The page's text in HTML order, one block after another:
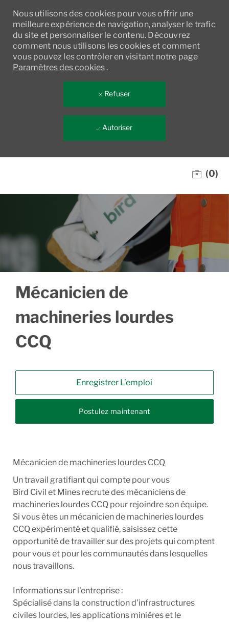
Nous utilisons des cookies pour vous offrir une
meilleure expérience de navigation, analyser le trafic
du site et personnaliser le contenu. Découvrez
comment nous utilisons les cookies et comment
vous pouvez les contrôler en visitant notre page
Paramètres des cookies.
Refuser
Autoriser
(0)
Mécanicien de
machineries lourdes
CCQ
Enregistrer L’emploi
Postulez maintenant
Mécanicien de machineries lourdes CCQ
Un travail gratifiant qui compte pour vous
Bird Civil et Mines recrute des mécaniciens de
machineries lourdes CCQ pour rejoindre son équipe.
Si vous êtes un mécanicien de machineries lourdes
CCQ expérimenté et qualifié, saisissez cette
opportunité de travailler sur des projets qui comptent
pour vous et pour les communautés dans lesquelles
nous travaillons.
Informations sur l'entreprise :
Spécialisé dans la construction d'infrastructures
civiles lourdes, les applications minières et le